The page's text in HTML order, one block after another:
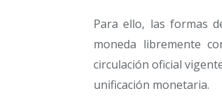
Para ello, las formas
moneda libremente
circulación oficial
unificación monetaria.